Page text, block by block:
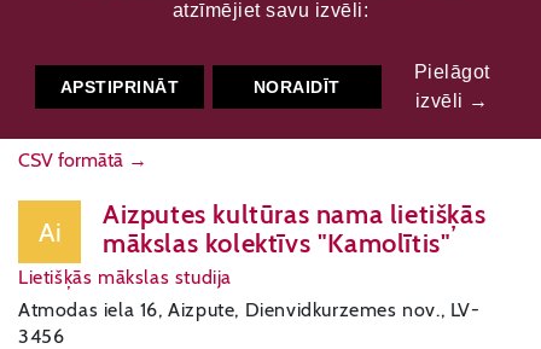
KARTE
CSV formātā →
FILTRS
Ai
Aizputes kultūras nama lietišķās
mākslas kolektīvs "Kamolītis"
Lietišķās mākslas studija
Atmodas iela 16, Aizpute, Dienvidkurzemes nov., LV-
3456
atzīmējiet savu izvēli:
APSTIPRINĀT NORAIDĪT
Pielāgot
izvēli →